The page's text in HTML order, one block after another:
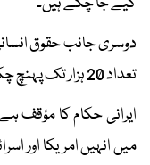
دوسری جانب حقوق
تعداد 20 ہزار تک پہنچ چکی ہے۔
ایرانی حکام کا مؤقف
میں انہیں امریکا اور